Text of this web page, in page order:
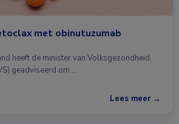
met obinutuzumab
heeft de minister van Volksgezondheid,
geadviseerd om …
Lees meer →